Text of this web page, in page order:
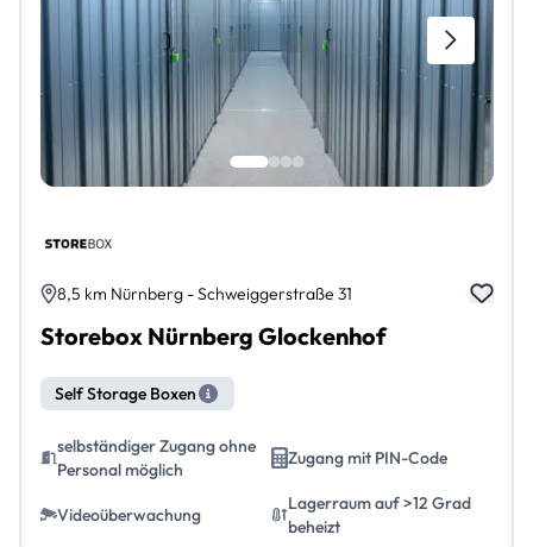
8,5 km Nürnberg - Schweiggerstraße 31
Storebox Nürnberg Glockenhof
Self Storage Boxen
selbständiger Zugang ohne
Personal möglich
Zugang mit PIN-Code
Videoüberwachung
Lagerraum auf >12 Grad
beheizt